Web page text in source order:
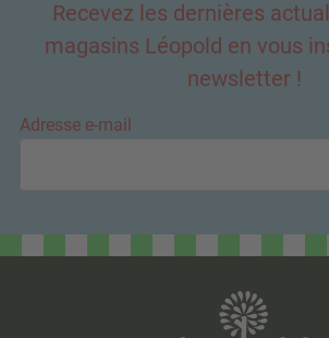
Recevez les dernières
magasins Léopold en vous
newsletter !
Adresse e-mail